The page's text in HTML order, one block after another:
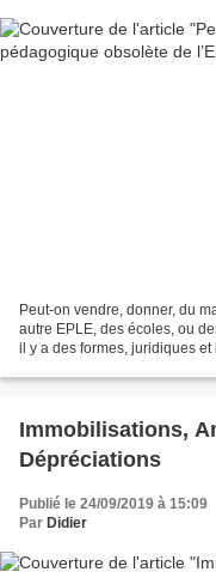
Peut-on vendre, donner, du
autre EPLE, des écoles, ou
il y a des formes, juridiques et
Immobilisations,
Dépréciations
Publié le 24/09/2019 à 15:09
Par Didier